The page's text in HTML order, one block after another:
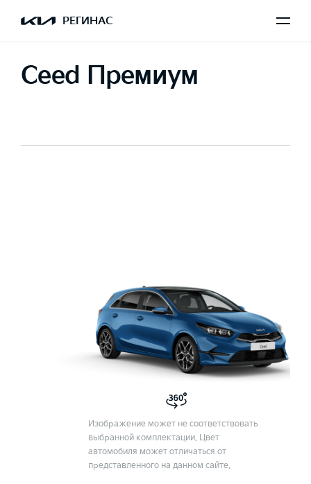
РЕГИНАС
Ceed Премиум
Изображение может не соответствовать
выбранной комплектации. Цвет
автомобиля может отличаться от
представленного на данном сайте.